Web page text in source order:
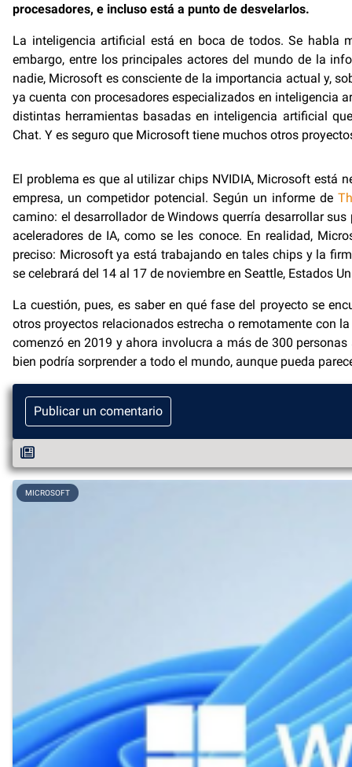
procesadores, e incluso está a punto de desvelarlos.
La inteligencia artificial está en boca de todos. Se habla
embargo, entre los principales actores del mundo de la
nadie, Microsoft es consciente de la importancia actual y,
ya cuenta con procesadores especializados en inteligencia
distintas herramientas basadas en inteligencia artificial
Chat. Y es seguro que Microsoft tiene muchos otros
El problema es que al utilizar chips NVIDIA, Microsoft está
empresa, un competidor potencial. Según un informe de
camino: el desarrollador de Windows querría desarrollar
aceleradores de IA, como se les conoce. En realidad,
preciso: Microsoft ya está trabajando en tales chips y la
se celebrará del 14 al 17 de noviembre en Seattle, Estados
La cuestión, pues, es saber en qué fase del proyecto se
otros proyectos relacionados estrecha o remotamente con
comenzó en 2019 y ahora involucra a más de 300
bien podría sorprender a todo el mundo, aunque pueda
Publicar un comentario
MICROSOFT